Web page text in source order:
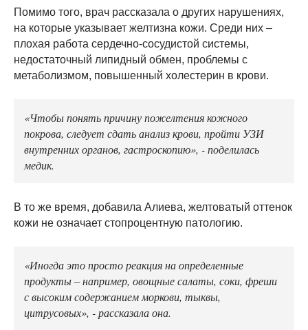
Помимо того, врач рассказала о других нарушениях,
на которые указывает желтизна кожи. Среди них –
плохая работа сердечно-сосудистой системы,
недостаточный липидный обмен, проблемы с
метаболизмом, повышенный холестерин в крови.
«Чтобы понять причину пожелтения кожного
покрова, следует сдать анализ крови, пройти УЗИ
внутренних органов, гастроскопию», - поделилась
медик.
В то же время, добавила Алиева, желтоватый оттенок
кожи не означает стопроцентную патологию.
«Иногда это просто реакция на определенные
продукты – например, овощные салаты, соки, фреши
с высоким содержанием моркови, тыквы,
цитрусовых», - рассказала она.